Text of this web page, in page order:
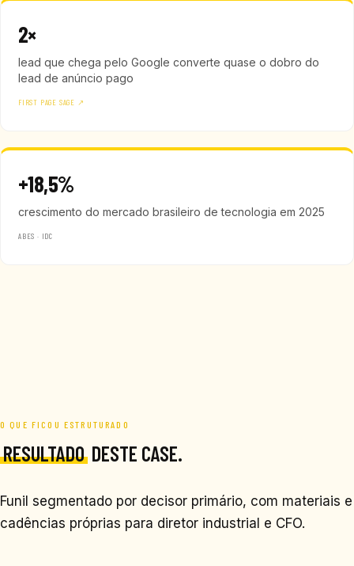
2×
lead que chega pelo Google converte quase o dobro do
lead de anúncio pago
FIRST PAGE SAGE ↗
+18,5%
crescimento do mercado brasileiro de tecnologia em 2025
ABES · IDC
O QUE FICOU ESTRUTURADO
RESULTADO DESTE CASE.
Funil segmentado por decisor primário, com materiais e
cadências próprias para diretor industrial e CFO.